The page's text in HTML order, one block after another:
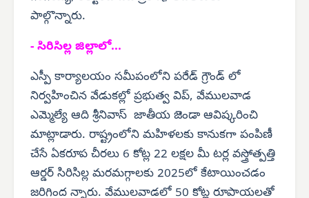
పాల్గొన్నారు.
- సిరిసిల్ల జిల్లాలో...
ఎస్పీ కార్యాలయం సమీపంలోని పరేడ్ గ్రౌండ్ లో
నిర్వహించిన వేడుకల్లో ప్రభుత్వ విప్, వేములవాడ
ఎమ్మెల్యే ఆది శ్రీనివాస్ జాతీయ జెండా ఆవిష్కరించి
మాట్లాడారు. రాష్ట్రంలోని మహిళలకు కానుకగా పంపిణీ
చేసే ఏకరూప చీరలు 6 కోట్ల 22 లక్షల మీ టర్ల వస్త్రోత్పత్తి
ఆర్డర్ సిరిసిల్ల మరమగ్గాలకు 2025లో కేటాయించడం
జరిగింద న్నారు. వేములవాడలో 50 కోట్ల రూపాయలతో